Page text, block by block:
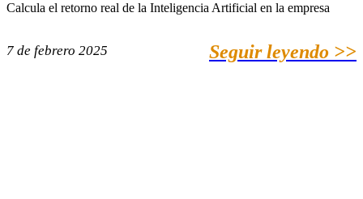
Calcula el retorno real de la Inteligencia Artificial en la empresa
7 de febrero 2025 Seguir leyendo >>